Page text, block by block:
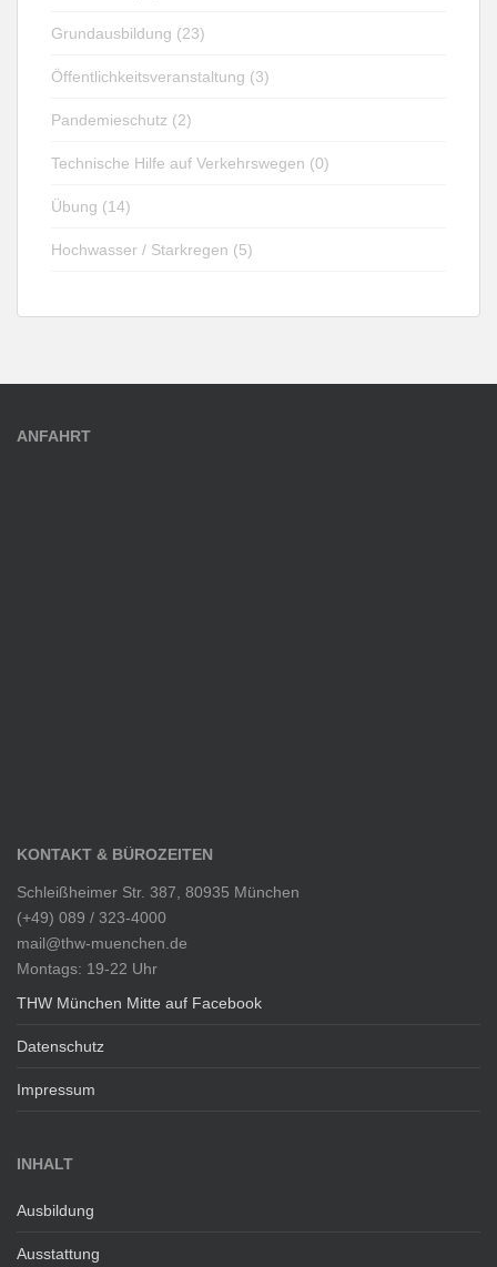
Grundausbildung (23)
Öffentlichkeitsveranstaltung (3)
Pandemieschutz (2)
Technische Hilfe auf Verkehrswegen (0)
Übung (14)
Hochwasser / Starkregen (5)
ANFAHRT
KONTAKT & BÜROZEITEN
Schleißheimer Str. 387, 80935 München
(+49) 089 / 323-4000
mail@thw-muenchen.de
Montags: 19-22 Uhr
THW München Mitte auf Facebook
Datenschutz
Impressum
INHALT
Ausbildung
Ausstattung